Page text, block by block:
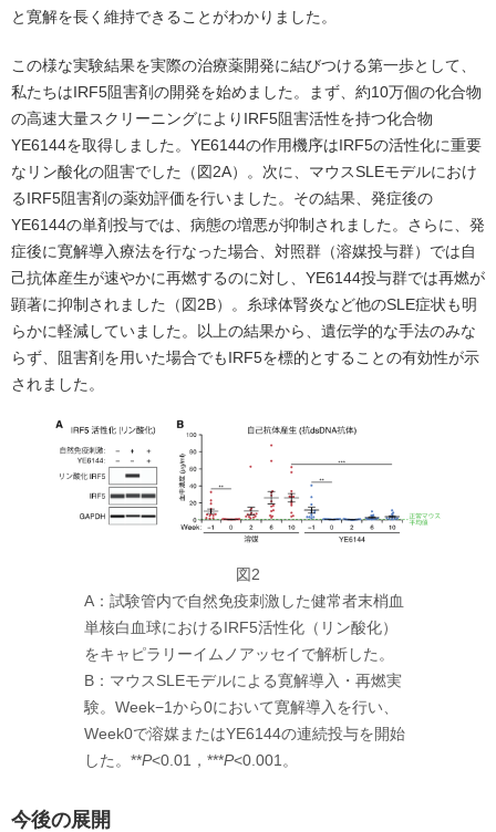
と寛解を長く維持できることがわかりました。
この様な実験結果を実際の治療薬開発に結びつける第一歩として、
私たちはIRF5阻害剤の開発を始めました。まず、約10万個の化合物
の高速大量スクリーニングによりIRF5阻害活性を持つ化合物
YE6144を取得しました。YE6144の作用機序はIRF5の活性化に重要
なリン酸化の阻害でした（図2A）。次に、マウスSLEモデルにおけ
るIRF5阻害剤の薬効評価を行いました。その結果、発症後の
YE6144の単剤投与では、病態の増悪が抑制されました。さらに、発
症後に寛解導入療法を行なった場合、対照群（溶媒投与群）では自
己抗体産生が速やかに再燃するのに対し、YE6144投与群では再燃が
顕著に抑制されました（図2B）。糸球体腎炎など他のSLE症状も明
らかに軽減していました。以上の結果から、遺伝学的な手法のみな
らず、阻害剤を用いた場合でもIRF5を標的とすることの有効性が示
されました。
図2
A：試験管内で自然免疫刺激した健常者末梢血
単核白血球におけるIRF5活性化（リン酸化）
をキャピラリーイムノアッセイで解析した。
B：マウスSLEモデルによる寛解導入・再燃実
験。Week−1から0において寛解導入を行い、
Week0で溶媒またはYE6144の連続投与を開始
した。**P<0.01，***P<0.001。
今後の展開